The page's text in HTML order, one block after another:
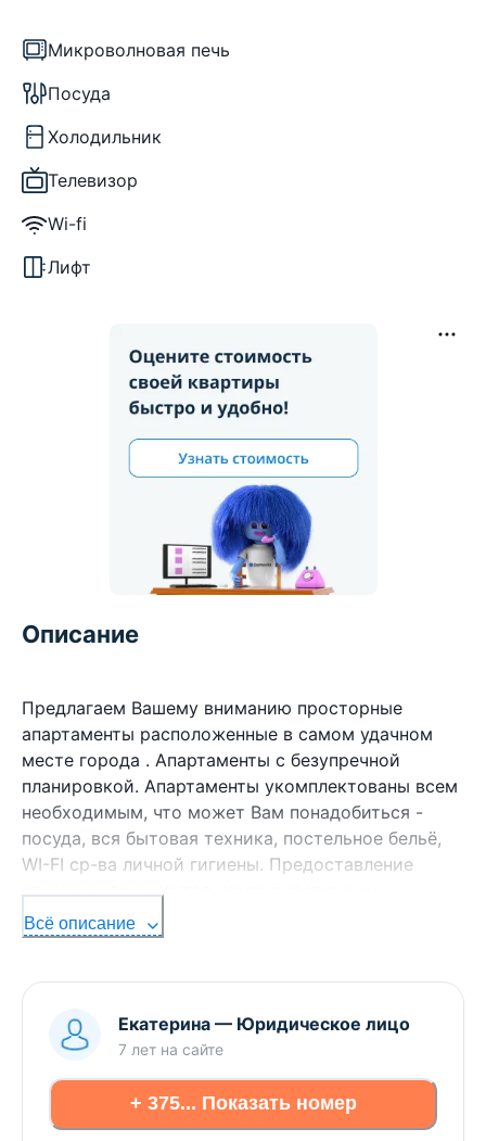
Микроволновая печь
Посуда
Холодильник
Телевизор
Wi-fi
Лифт
Описание
Предлагаем Вашему вниманию просторные
апартаменты расположенные в самом удачном
месте города . Апартаменты с безупречной
планировкой. Апартаменты укомплектованы всем
необходимым, что может Вам понадобиться -
посуда, вся бытовая техника, постельное бельё,
WI-FI ср-ва личной гигиены. Предоставление
отчетных документов командированным.
Всё описание
Екатерина — Юридическое лицо
7 лет на сайте
+ 375... Показать номер